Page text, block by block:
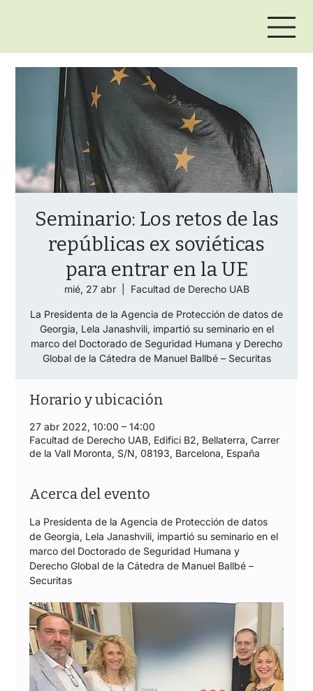
Seminario: Los retos de las
repúblicas ex soviéticas
para entrar en la UE
mié, 27 abr
  |
Facultad de Derecho UAB
La Presidenta de la Agencia de Protección de datos de
Georgia, Lela Janashvili, impartió su seminario en el
marco del Doctorado de Seguridad Humana y Derecho
Global de la Cátedra de Manuel Ballbé – Securitas
Horario y ubicación
27 abr 2022, 10:00 – 14:00
Facultad de Derecho UAB, Edifici B2, Bellaterra, Carrer
de la Vall Moronta, S/N, 08193, Barcelona, España
Acerca del evento
La Presidenta de la Agencia de Protección de datos
de Georgia, Lela Janashvili, impartió su seminario en el
marco del Doctorado de Seguridad Humana y
Derecho Global de la Cátedra de Manuel Ballbé –
Securitas